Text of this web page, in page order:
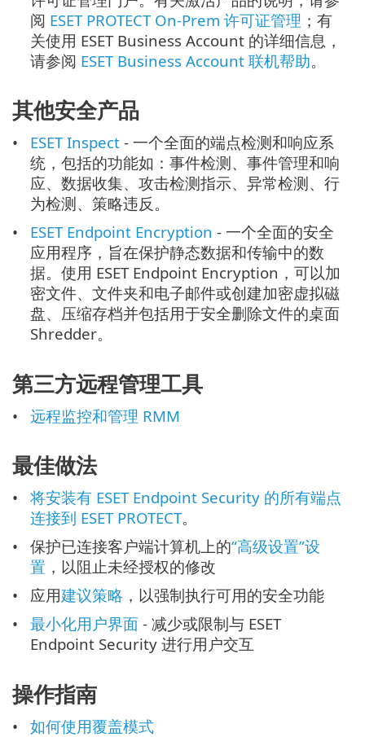
阅 ESET PROTECT On-Prem 许可证管理 ；有
关使用 ESET Business Account 的详细信息，
请参阅 ESET Business Account 联机帮助。
其他安全产品
ESET Inspect - 一个全面的端点检测和响应系
统，包括的功能如：事件检测、事件管理和响
应、数据收集、攻击检测指示、异常检测、行
为检测、策略违反。
ESET Endpoint Encryption - 一个全面的安全
应用程序，旨在保护静态数据和传输中的数
据。使用 ESET Endpoint Encryption，可以加
密文件、文件夹和电子邮件或创建加密虚拟磁
盘、压缩存档并包括用于安全删除文件的桌面
Shredder。
第三方远程管理工具
远程监控和管理 RMM
最佳做法
将安装有 ESET Endpoint Security 的所有端点
连接到 ESET PROTECT。
保护已连接客户端计算机上的“高级设置”设
置 ，以阻止未经授权的修改
应用建议策略 ，以强制执行可用的安全功能
最小化用户界面 - 减少或限制与 ESET
Endpoint Security 进行用户交互
操作指南
如何使用覆盖模式